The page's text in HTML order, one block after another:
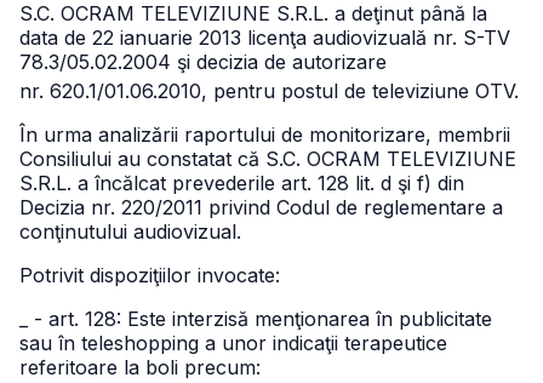
S.C. OCRAM TELEVIZIUNE S.R.L. a deţinut până la
data de 22 ianuarie 2013 licenţa audiovizuală nr. S-TV
78.3/05.02.2004 şi decizia de autorizare
nr. 620.1/01.06.2010, pentru postul de televiziune OTV.
În urma analizării raportului de monitorizare, membrii
Consiliului au constatat că S.C. OCRAM TELEVIZIUNE
S.R.L. a încălcat prevederile art. 128 lit. d şi f) din
Decizia nr. 220/2011 privind Codul de reglementare a
conţinutului audiovizual.
Potrivit dispoziţiilor invocate:
_ - art. 128: Este interzisă menţionarea în publicitate
sau în teleshopping a unor indicaţii terapeutice
referitoare la boli precum: